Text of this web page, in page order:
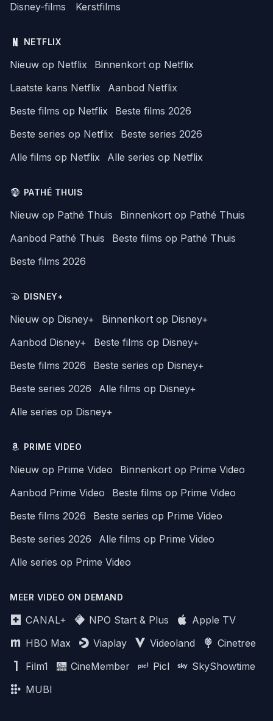
Disney-films
Kerstfilms
NETFLIX
Nieuw op Netflix
Binnenkort op Netflix
Laatste kans Netflix
Aanbod Netflix
Beste films op Netflix
Beste films 2026
Beste series op Netflix
Beste series 2026
Alle films op Netflix
Alle series op Netflix
PATHÉ THUIS
Nieuw op Pathé Thuis
Binnenkort op Pathé Thuis
Aanbod Pathé Thuis
Beste films op Pathé Thuis
Beste films 2026
DISNEY+
Nieuw op Disney+
Binnenkort op Disney+
Aanbod Disney+
Beste films op Disney+
Beste films 2026
Beste series op Disney+
Beste series 2026
Alle films op Disney+
Alle series op Disney+
PRIME VIDEO
Nieuw op Prime Video
Binnenkort op Prime Video
Aanbod Prime Video
Beste films op Prime Video
Beste films 2026
Beste series op Prime Video
Beste series 2026
Alle films op Prime Video
Alle series op Prime Video
MEER VIDEO ON DEMAND
CANAL+ NPO Start & Plus
Apple TV
HBO Max
Viaplay Videoland
Cinetree
Film1
CineMember Picl
SkyShowtime
MUBI